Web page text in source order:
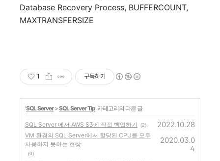
Database Recovery Process, BUFFERCOUNT,
MAXTRANSFERSIZE
1 구독하기
'SQL Server>SQL Server Tip' 카테고리의 다른 글
SQL Server 에서 AWS S3에 직접 백업하기 (2) 2022.10.28
VM 환경의 SQL Server에서 할당된 CPU를 모두
사용하지 못하는 현상
(0)
2020.03.0
4